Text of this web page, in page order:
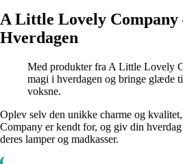
A Little Lovely Company
Hverdagen
Med produkter fra A Little Lovely
magi i hverdagen og bringe glæde
voksne.
Oplev selv den unikke charme og
Company er kendt for, og giv din
deres lamper og madkasser.